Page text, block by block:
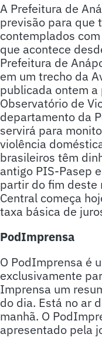
A Prefeitura de
previsão para que
contemplados
que acontece
Prefeitura de
em um trecho da
publicada ontem
Observatório de
departamento da
servirá para
violência
brasileiros têm
antigo PIS-Pasep
partir do fim deste
Central começa
taxa básica de
PodImprensa
O PodImprensa é
exclusivamente
Imprensa um
do dia. Está no ar
manhã. O
apresentado pela